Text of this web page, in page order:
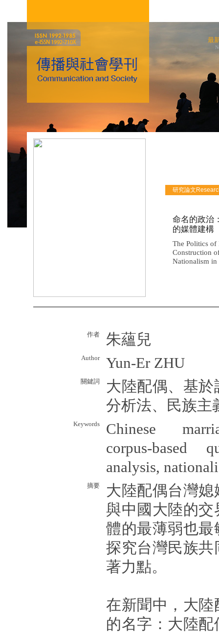
最
研究論文
命名的政治
的媒體建構
The Politics of
Construction
Nationalism in
作者 朱蘊兒
Author Yun-Er ZHU
關鍵詞
大陸配偶、基
分析法、民族主
Keywords
Chinese
corpus-based
analysis,
摘要
大陸配偶台灣
與中國大陸的
體的最薄弱也
探究台灣民族
著力點。
在新聞中，大
的名字：大陸